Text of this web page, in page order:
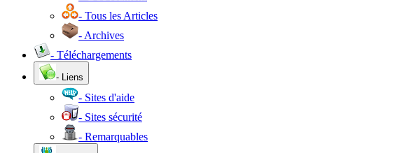
- Tous les Articles
- Archives
- Téléchargements
- Liens
- Sites d'aide
- Sites sécurité
- Remarquables